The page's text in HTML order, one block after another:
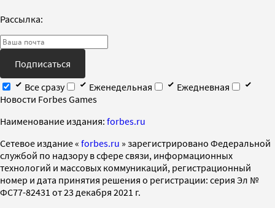
Рассылка:
Подписаться
Все сразу
Еженедельная
Ежедневная
Новости Forbes Games
Наименование издания: forbes.ru
Cетевое издание « forbes.ru » зарегистрировано Федеральной
службой по надзору в сфере связи, информационных
технологий и массовых коммуникаций, регистрационный
номер и дата принятия решения о регистрации: серия Эл №
ФС77-82431 от 23 декабря 2021 г.